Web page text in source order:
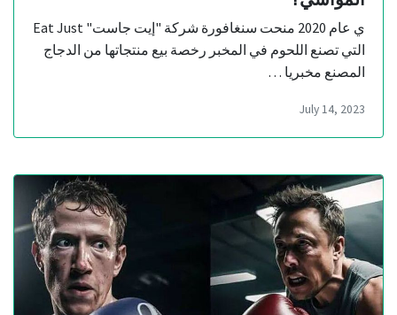
ي عام 2020 منحت سنغافورة شركة "إيت جاست" Eat Just
التي تصنع اللحوم في المخبر رخصة بيع منتجاتها من الدجاج
المصنع مخبريا …
July 14, 2023